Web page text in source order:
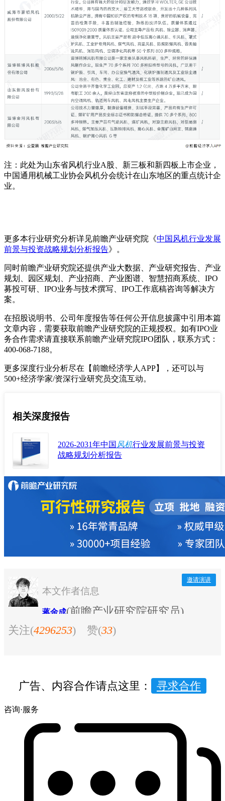
注：此处为山东省风机行业A股、新三板和新四板上市企业，
中国通用机械工业协会风机分会统计在山东地区的重点统计企
业。
更多本行业研究分析详见前瞻产业研究院《中国风机行业发展
前景与投资战略规划分析报告》。
同时前瞻产业研究院还提供产业大数据、产业研究报告、产业
规划、园区规划、产业招商、产业图谱、智慧招商系统、IPO
募投可研、IPO业务与技术撰写、IPO工作底稿咨询等解决方
案。
在招股说明书、公司年度报告等任何公开信息披露中引用本篇
文章内容，需要获取前瞻产业研究院的正规授权。如有IPO业
务合作需求请直接联系前瞻产业研究院IPO团队，联系方式：
400-068-7188。
更多深度行业分析尽在【前瞻经济学人APP】，还可以与
500+经济学家/资深行业研究员交流互动。
相关深度报告
2026-2031年中国 风机行业发展前景与投资
战略规划分析报告
本文作者信息
蒋金成(前瞻产业研究院研究员)
关注(4296253) 赞(33)
邀请演讲
广告、内容合作请点这里： 寻求合作
咨询·服务